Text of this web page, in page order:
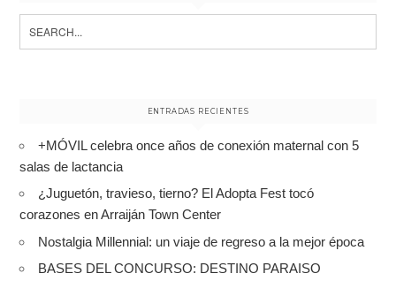
ENTRADAS RECIENTES
+MÓVIL celebra once años de conexión maternal con 5
salas de lactancia
¿Juguetón, travieso, tierno? El Adopta Fest tocó
corazones en Arraiján Town Center
Nostalgia Millennial: un viaje de regreso a la mejor época
BASES DEL CONCURSO: DESTINO PARAISO